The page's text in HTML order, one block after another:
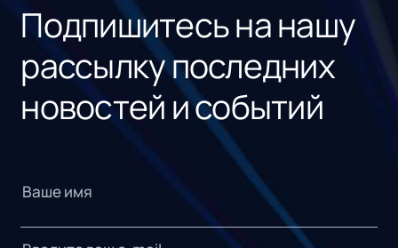
Подпишитесь на нашу
рассылку последних
новостей и событий